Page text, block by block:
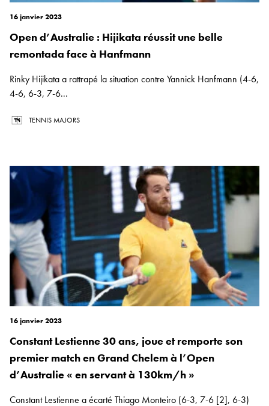
16 janvier 2023
Open d’Australie : Hijikata réussit une belle
remontada face à Hanfmann
Rinky Hijikata a rattrapé la situation contre Yannick Hanfmann (4-6,
4-6, 6-3, 7-6...
TENNIS MAJORS
16 janvier 2023
Constant Lestienne 30 ans, joue et remporte son
premier match en Grand Chelem à l’Open
d’Australie « en servant à 130km/h »
Constant Lestienne a écarté Thiago Monteiro (6-3, 7-6 [2], 6-3)